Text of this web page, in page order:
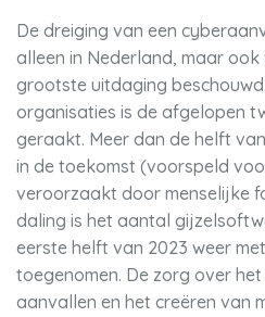
De dreiging van een
alleen in Nederland, maar
grootste uitdaging
organisaties is de afgelopen
geraakt. Meer dan de helft
in de toekomst (voorspeld
veroorzaakt door menselijke
daling is het aantal
eerste helft van 2023 weer
toegenomen. De zorg over
aanvallen en het creëren van